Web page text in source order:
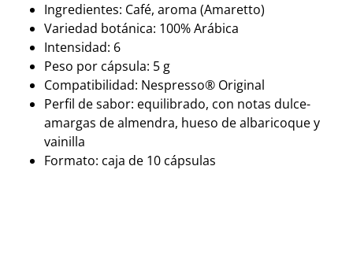
Ingredientes: Café, aroma (Amaretto)
Variedad botánica: 100% Arábica
Intensidad: 6
Peso por cápsula: 5 g
Compatibilidad: Nespresso® Original
Perfil de sabor: equilibrado, con notas dulce-
amargas de almendra, hueso de albaricoque y
vainilla
Formato: caja de 10 cápsulas